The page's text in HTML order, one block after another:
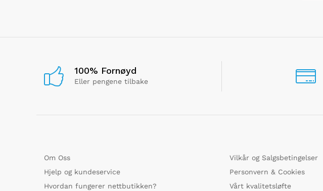
100% Fornøyd
Eller pengene tilbake
Om Oss
Hjelp og kundeservice
Hvordan fungerer nettbutikken?
Vilkår og Salgsbetingelser
Personvern & Cookies
Vårt kvalitetsløfte